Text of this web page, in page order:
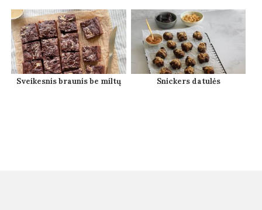
Sveikesnis braunis be miltų Snickers datulės